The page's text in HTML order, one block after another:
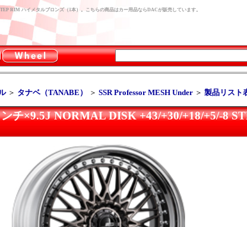
RIM ハイメタルブロンズ（1本）。こちらの商品はカー用品ならDACが販売しています。
＞ タナベ（TANABE） ＞ SSR Professor MESH Under ＞ 製品リスト
チ×9.5J NORMAL DISK +43/+30/+18/+5/-8